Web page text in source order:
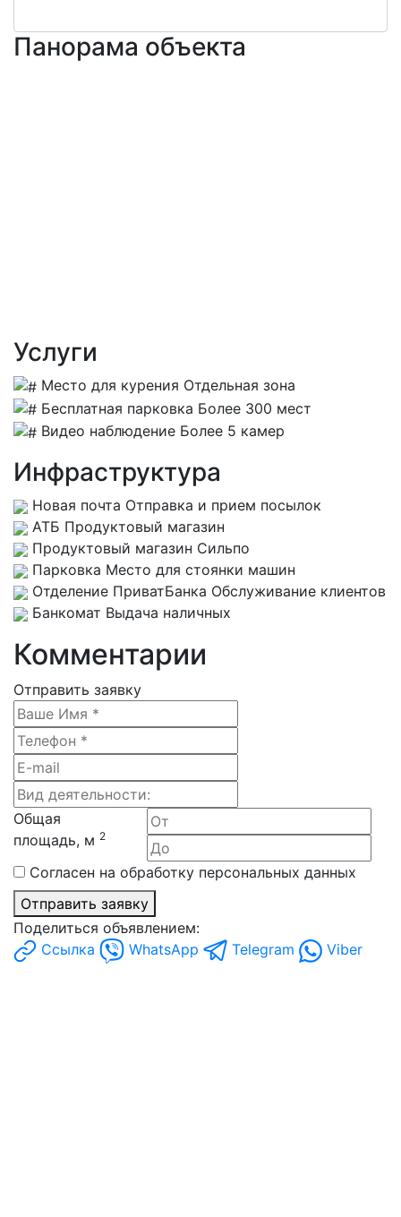
Панорама объекта
Услуги
Место для курения Отдельная зона
Бесплатная парковка Более 300 мест
Видео наблюдение Более 5 камер
Инфраструктура
Новая почта Отправка и прием посылок
АТБ Продуктовый магазин
Продуктовый магазин Сильпо
Парковка Место для стоянки машин
Отделение ПриватБанка Обслуживание клиентов
Банкомат Выдача наличных
Комментарии
Отправить заявку
Общая
площадь, м 2
Согласен на обработку персональных данных
Отправить заявку
Поделиться объявлением:
Ссылка
WhatsApp Telegram Viber